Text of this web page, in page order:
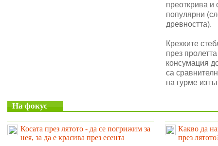
преоткрива и
популярни
древността).
Крехките
през
консумация
са
на гурме
На фокус
Косата през лятото - да се погрижим за
нея, за да е красива през есента
Какво да
през